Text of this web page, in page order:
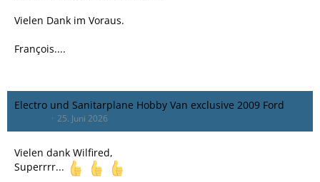
Vielen Dank im Voraus.
François....
Electro und Sanitarplane Hobby Van exclusive 2009 Ford
25. Juni 2026
Vielen dank Wilfired,
Superrrr...